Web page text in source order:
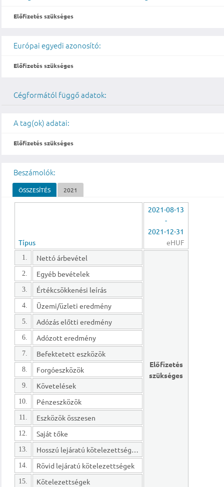
Előfizetés szükséges
Európai egyedi azonosító:
Előfizetés szükséges
Cégformától függő adatok:
A tag(ok) adatai:
Előfizetés szükséges
Beszámolók:
ÖSSZESÍTÉS 2021
Típus
2021-08-13
-
2021-12-31
eHUF
1. Nettó árbevétel
Előfizetés
szükséges
2. Egyéb bevételek
3. Értékcsökkenési leírás
4. Üzemi/üzleti eredmény
5. Adózás előtti eredmény
6. Adózott eredmény
7. Befektetett eszközök
8. Forgóeszközök
9. Követelések
10. Pénzeszközök
11. Eszközök összesen
12. Saját tőke
13. Hosszú lejáratú kötelezettségek
14. Rövid lejáratú kötelezettségek
15. Kötelezettségek